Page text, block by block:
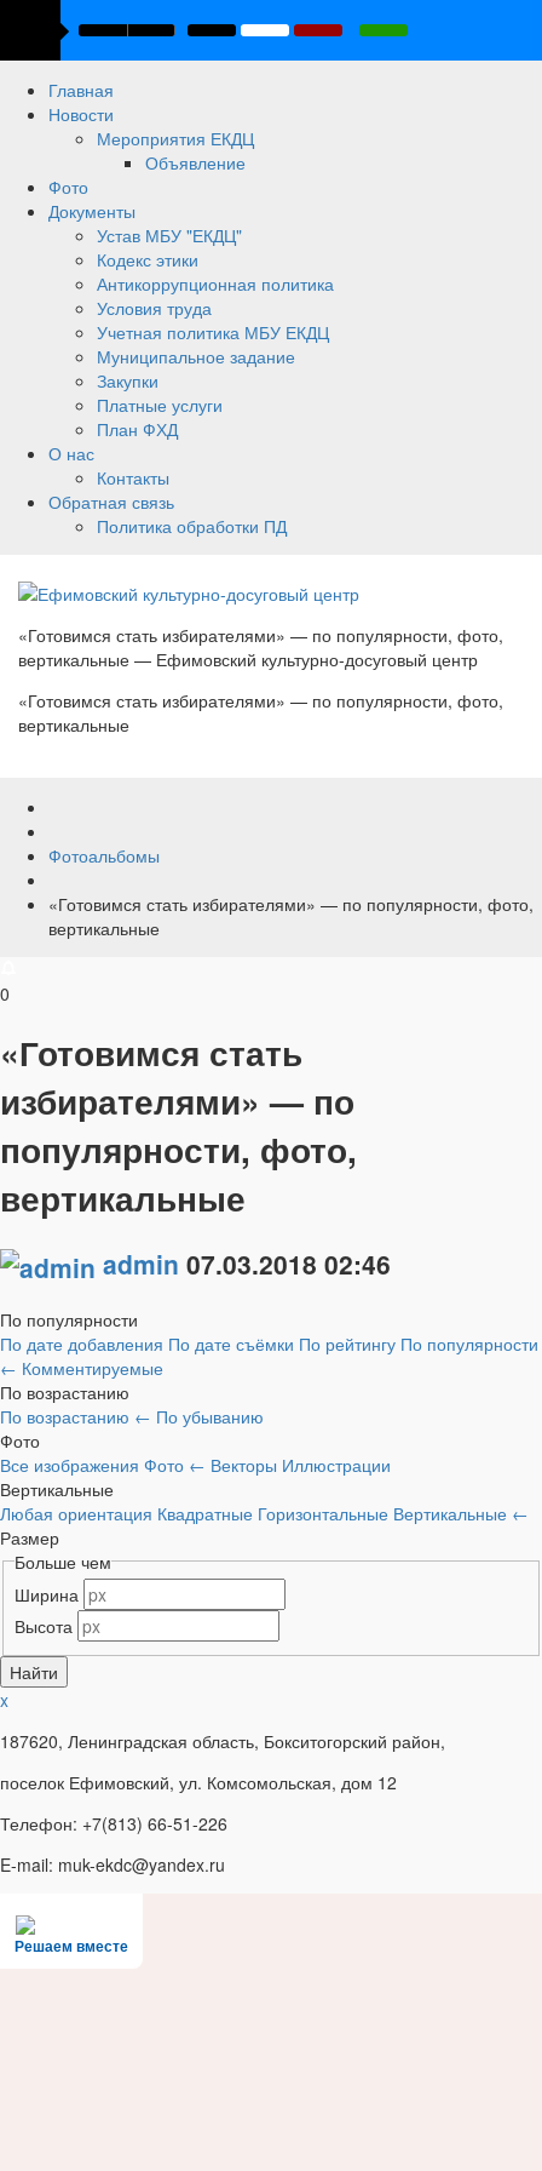
Главная
Новости
Мероприятия ЕКДЦ
Объявление
Фото
Документы
Устав МБУ "ЕКДЦ"
Кодекс этики
Антикоррупционная политика
Условия труда
Учетная политика МБУ ЕКДЦ
Муниципальное задание
Закупки
Платные услуги
План ФХД
О нас
Контакты
Обратная связь
Политика обработки ПД
«Готовимся стать избирателями» — по популярности, фото,
вертикальные — Ефимовский культурно-досуговый центр
«Готовимся стать избирателями» — по популярности, фото,
вертикальные
Фотоальбомы
«Готовимся стать избирателями» — по популярности, фото,
вертикальные
0
«Готовимся стать
избирателями» — по
популярности, фото,
вертикальные
admin 07.03.2018 02:46
По популярности
По дате добавления По дате съёмки По рейтингу По популярности
← Комментируемые
По возрастанию
По возрастанию ← По убыванию
Фото
Все изображения Фото ← Векторы Иллюстрации
Вертикальные
Любая ориентация Квадратные Горизонтальные Вертикальные ←
Размер
Больше чем
Ширина
Высота
x
187620, Ленинградская область, Бокситогорский район,
поселок Ефимовский, ул. Комсомольская, дом 12
Телефон: +7(813) 66-51-226
E-mail: muk-ekdc@yandex.ru
Решаем вместе